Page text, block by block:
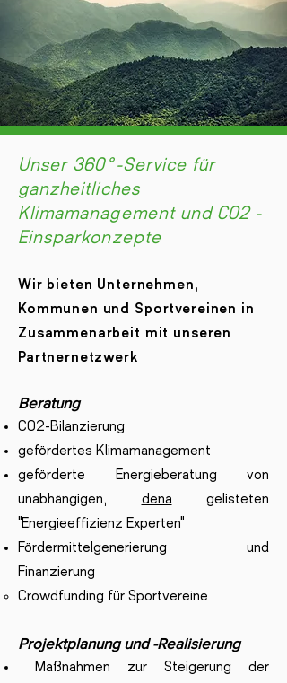
Unser 360°-Service für
ganzheitliches
Klimamanagement und CO2 -
Einsparkonzepte
Wir bieten Unternehmen,
Kommunen und Sportvereinen in
Zusammenarbeit mit unseren
Partnernetzwerk
Beratung
CO2-Bilanzierung
gefördertes Klimamanagement
geförderte Energieberatung von
unabhängigen, denagelisteten
"Energieeffizienz Experten"
Fördermittelgenerierung und
Finanzierung
​Crowdfunding für Sportvereine
Projektplanung und -Realisierung
Maßnahmen zur Steigerung der